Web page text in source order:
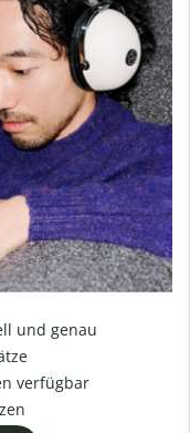
und genau
verfügbar